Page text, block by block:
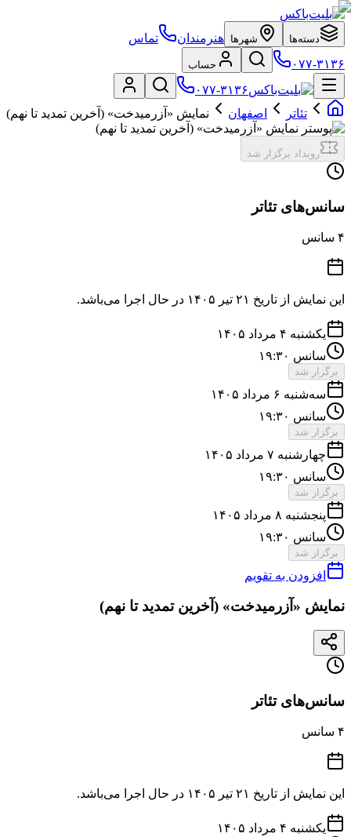
دسته‌ها شهرها هنرمندان
تماس
۰۷۷-۳۱۳۶
حساب
۰۷۷-۳۱۳۶
تئاتر
اصفهان نمایش «آزرمیدخت» (آخرین تمدید تا نهم)
رویداد برگزار شد
سانس‌های تئاتر
۴ سانس
این نمایش از تاریخ ۲۱ تیر ۱۴۰۵ در حال اجرا می‌باشد.
یکشنبه ۴ مرداد ۱۴۰۵
سانس ۱۹:۳۰
برگزار شد
سه‌شنبه ۶ مرداد ۱۴۰۵
سانس ۱۹:۳۰
برگزار شد
چهارشنبه ۷ مرداد ۱۴۰۵
سانس ۱۹:۳۰
برگزار شد
پنجشنبه ۸ مرداد ۱۴۰۵
سانس ۱۹:۳۰
برگزار شد
افزودن به تقویم
نمایش «آزرمیدخت» (آخرین تمدید تا نهم)
سانس‌های تئاتر
۴ سانس
این نمایش از تاریخ ۲۱ تیر ۱۴۰۵ در حال اجرا می‌باشد.
یکشنبه ۴ مرداد ۱۴۰۵